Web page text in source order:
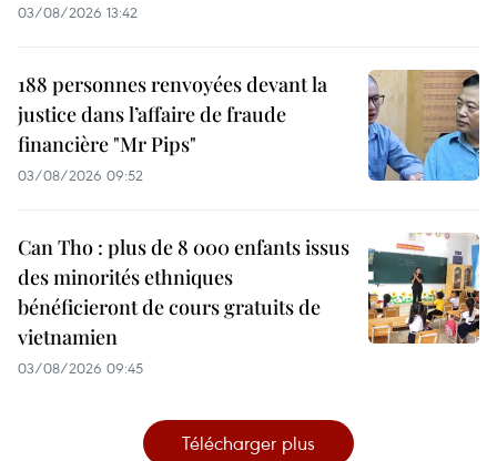
03/08/2026 13:42
188 personnes renvoyées devant la
justice dans l’affaire de fraude
financière "Mr Pips"
03/08/2026 09:52
Can Tho : plus de 8 000 enfants issus
des minorités ethniques
bénéficieront de cours gratuits de
vietnamien
03/08/2026 09:45
Télécharger plus